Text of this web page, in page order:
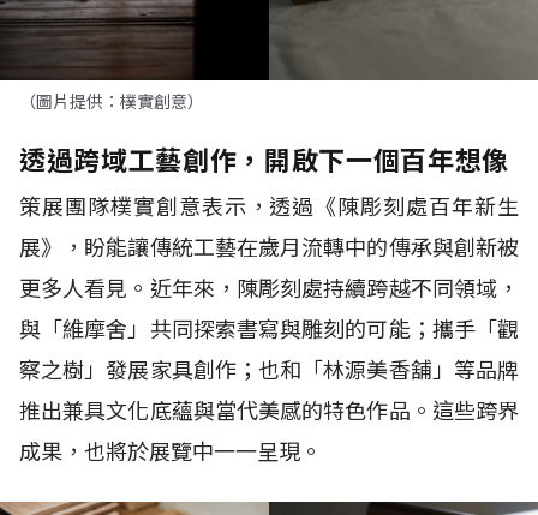
（圖片提供：樸實創意）
透過跨域工藝創作，開啟下一個百年想像
策展團隊樸實創意表示，透過《陳彫刻處百年新生
展》，盼能讓傳統工藝在歲月流轉中的傳承與創新被
更多人看見。近年來，陳彫刻處持續跨越不同領域，
與「維摩舍」共同探索書寫與雕刻的可能；攜手「觀
察之樹」發展家具創作；也和「林源美香舖」等品牌
推出兼具文化底蘊與當代美感的特色作品。這些跨界
成果，也將於展覽中一一呈現。